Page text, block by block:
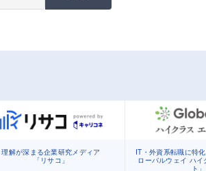
理解が深まる企業研究メディア
「リサコ」
IT・外資系転職に特
ローバルウェイ ハイ
ト」